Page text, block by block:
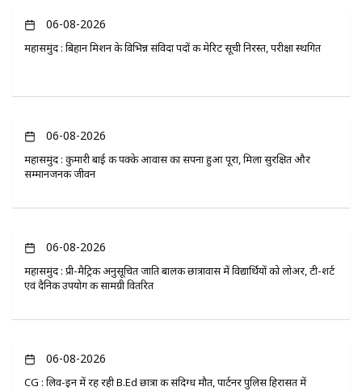
06-08-2026
महासमुंद : बिहान मिशन के विभिन्न संविदा पदों की मेरिट सूची निरस्त, परीक्षा स्थगित
06-08-2026
महासमुंद : कुमारी बाई की पक्के आवास का सपना हुआ पूरा, मिला सुरक्षित और
सम्मानजनक जीवन
06-08-2026
महासमुंद : प्री-मैट्रिक अनुसूचित जाति बालक छात्रावास में विद्यार्थियों को लोअर, टी-शर्ट
एवं दैनिक उपयोग की सामग्री वितरित
06-08-2026
CG : लिव-इन में रह रही B.Ed छात्रा की संदिग्ध मौत, पार्टनर पुलिस हिरासत में